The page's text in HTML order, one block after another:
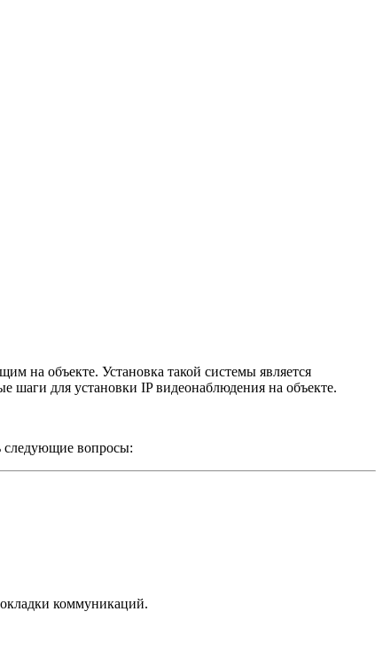
на объекте. Установка такой системы является
шаги для установки IP видеонаблюдения на объекте.
следующие вопросы:
коммуникаций.